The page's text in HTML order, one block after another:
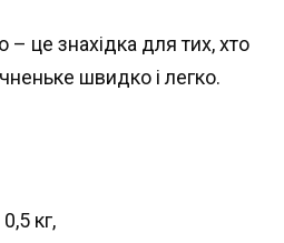
– це знахідка для тих, хто
швидко і легко.
кг,